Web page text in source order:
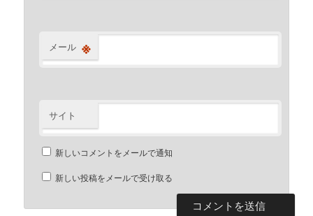
メール ※
サイト
新しいコメントをメールで通知
新しい投稿をメールで受け取る